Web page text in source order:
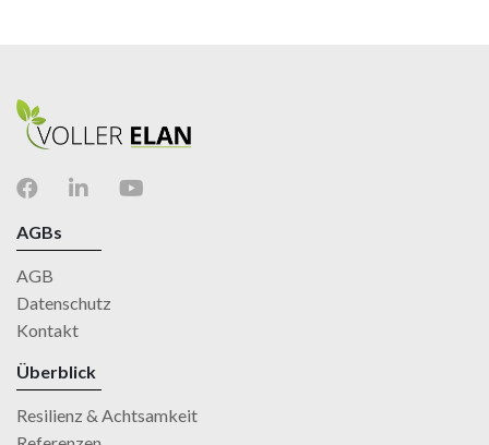
AGBs
AGB
Datenschutz
Kontakt
Überblick
Resilienz & Achtsamkeit